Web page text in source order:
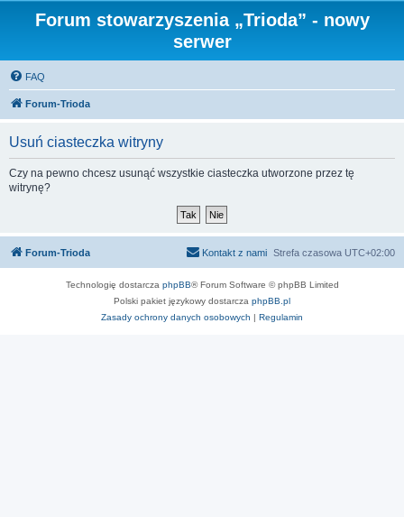
Forum stowarzyszenia „Trioda” - nowy
serwer
FAQ
Forum-Trioda
Usuń ciasteczka witryny
Czy na pewno chcesz usunąć wszystkie ciasteczka utworzone przez tę
witrynę?
Forum-Trioda Strefa czasowa UTC+02:00
Kontakt z nami
Technologię dostarcza phpBB® Forum Software © phpBB Limited
Polski pakiet językowy dostarcza phpBB.pl
Zasady ochrony danych osobowych | Regulamin